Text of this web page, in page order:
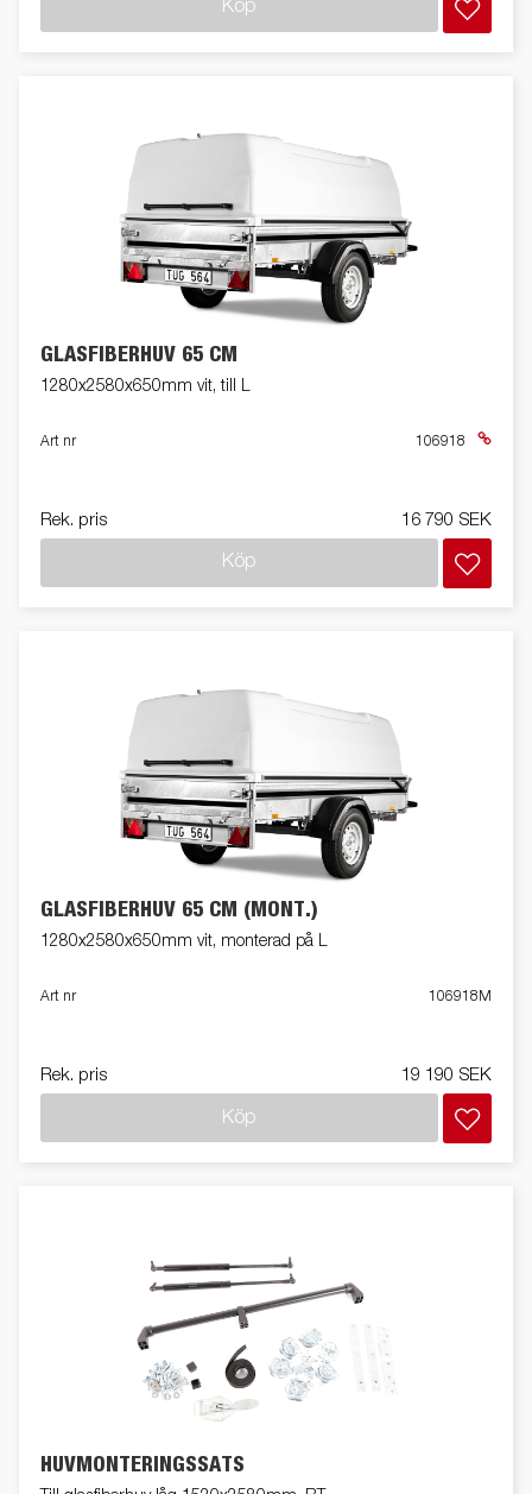
Köp
GLASFIBERHUV 65 CM
1280x2580x650mm vit, till L
Art nr 106918
Rek. pris 16 790 SEK
Köp
GLASFIBERHUV 65 CM (MONT.)
1280x2580x650mm vit, monterad på L
Art nr 106918M
Rek. pris 19 190 SEK
Köp
HUVMONTERINGSSATS